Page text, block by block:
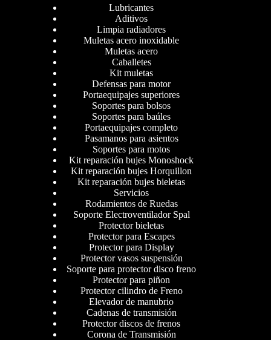
Lubricantes
Aditivos
Limpia radiadores
Muletas acero inoxidable
Muletas acero
Caballetes
Kit muletas
Defensas para motor
Portaequipajes superiores
Soportes para bolsos
Soportes para baúles
Portaequipajes completo
Pasamanos para asientos
Soportes para motos
Kit reparación bujes Monoshock
Kit reparación bujes Horquillon
Kit reparación bujes bieletas
Servicios
Rodamientos de Ruedas
Soporte Electroventilador Spal
Protector bieletas
Protector para Escapes
Protector para Display
Protector vasos suspensión
Soporte para protector disco freno
Protector para piñon
Protector cilindro de Freno
Elevador de manubrio
Cadenas de transmisión
Protector discos de frenos
Corona de Transmisión